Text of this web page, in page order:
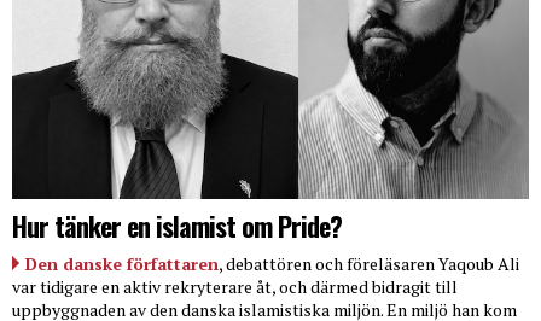
Hur tänker en islamist om Pride?
Den danske författaren, debattören och föreläsaren Yaqoub Ali
var tidigare en aktiv rekryterare åt, och därmed bidragit till
uppbyggnaden av den danska islamistiska miljön. En miljö han kom